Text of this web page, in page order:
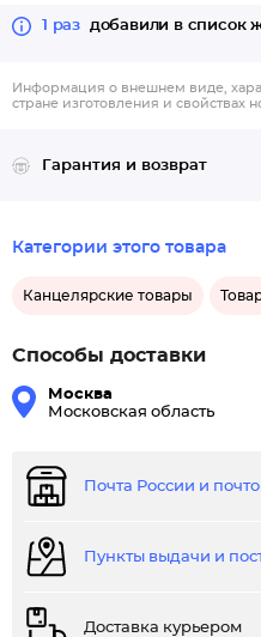
1 раз добавили в список
Информация о внешнем виде,
стране изготовления и свойствах
Гарантия и возврат
Категории этого товара
Канцелярские товары
Способы доставки
Москва
Московская область
Почта России и
Пункты выдачи и
Доставка курьером